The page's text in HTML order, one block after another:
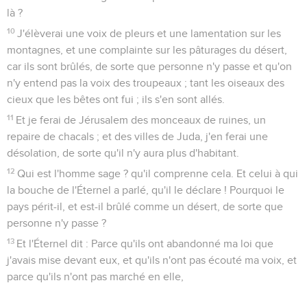
là ?
10 J'élèverai une voix de pleurs et une lamentation sur les
montagnes, et une complainte sur les pâturages du désert,
car ils sont brûlés, de sorte que personne n'y passe et qu'on
n'y entend pas la voix des troupeaux ; tant les oiseaux des
cieux que les bêtes ont fui ; ils s'en sont allés.
11 Et je ferai de Jérusalem des monceaux de ruines, un
repaire de chacals ; et des villes de Juda, j'en ferai une
désolation, de sorte qu'il n'y aura plus d'habitant.
12 Qui est l'homme sage ? qu'il comprenne cela. Et celui à qui
la bouche de l'Éternel a parlé, qu'il le déclare ! Pourquoi le
pays périt-il, et est-il brûlé comme un désert, de sorte que
personne n'y passe ?
13 Et l'Éternel dit : Parce qu'ils ont abandonné ma loi que
j'avais mise devant eux, et qu'ils n'ont pas écouté ma voix, et
parce qu'ils n'ont pas marché en elle,